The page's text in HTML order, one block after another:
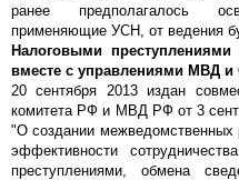
ранее предполагалось
применяющие УСН, от ведения
Налоговыми преступлениями
вместе с управлениями МВД и
20 сентября 2013 издан
комитета РФ и МВД РФ от 3
"О создании
эффективности
преступлениями, обмена